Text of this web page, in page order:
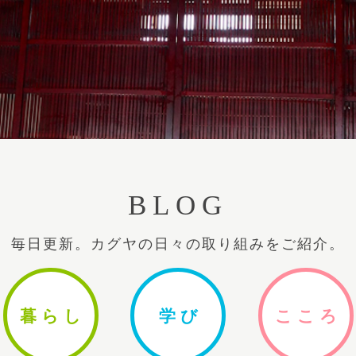
BLOG
毎日更新。カグヤの日々の取り組みをご紹介。
暮ら し 学 び ここ ろ